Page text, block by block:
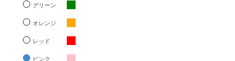
グリーン
オレンジ
レッド
ピンク